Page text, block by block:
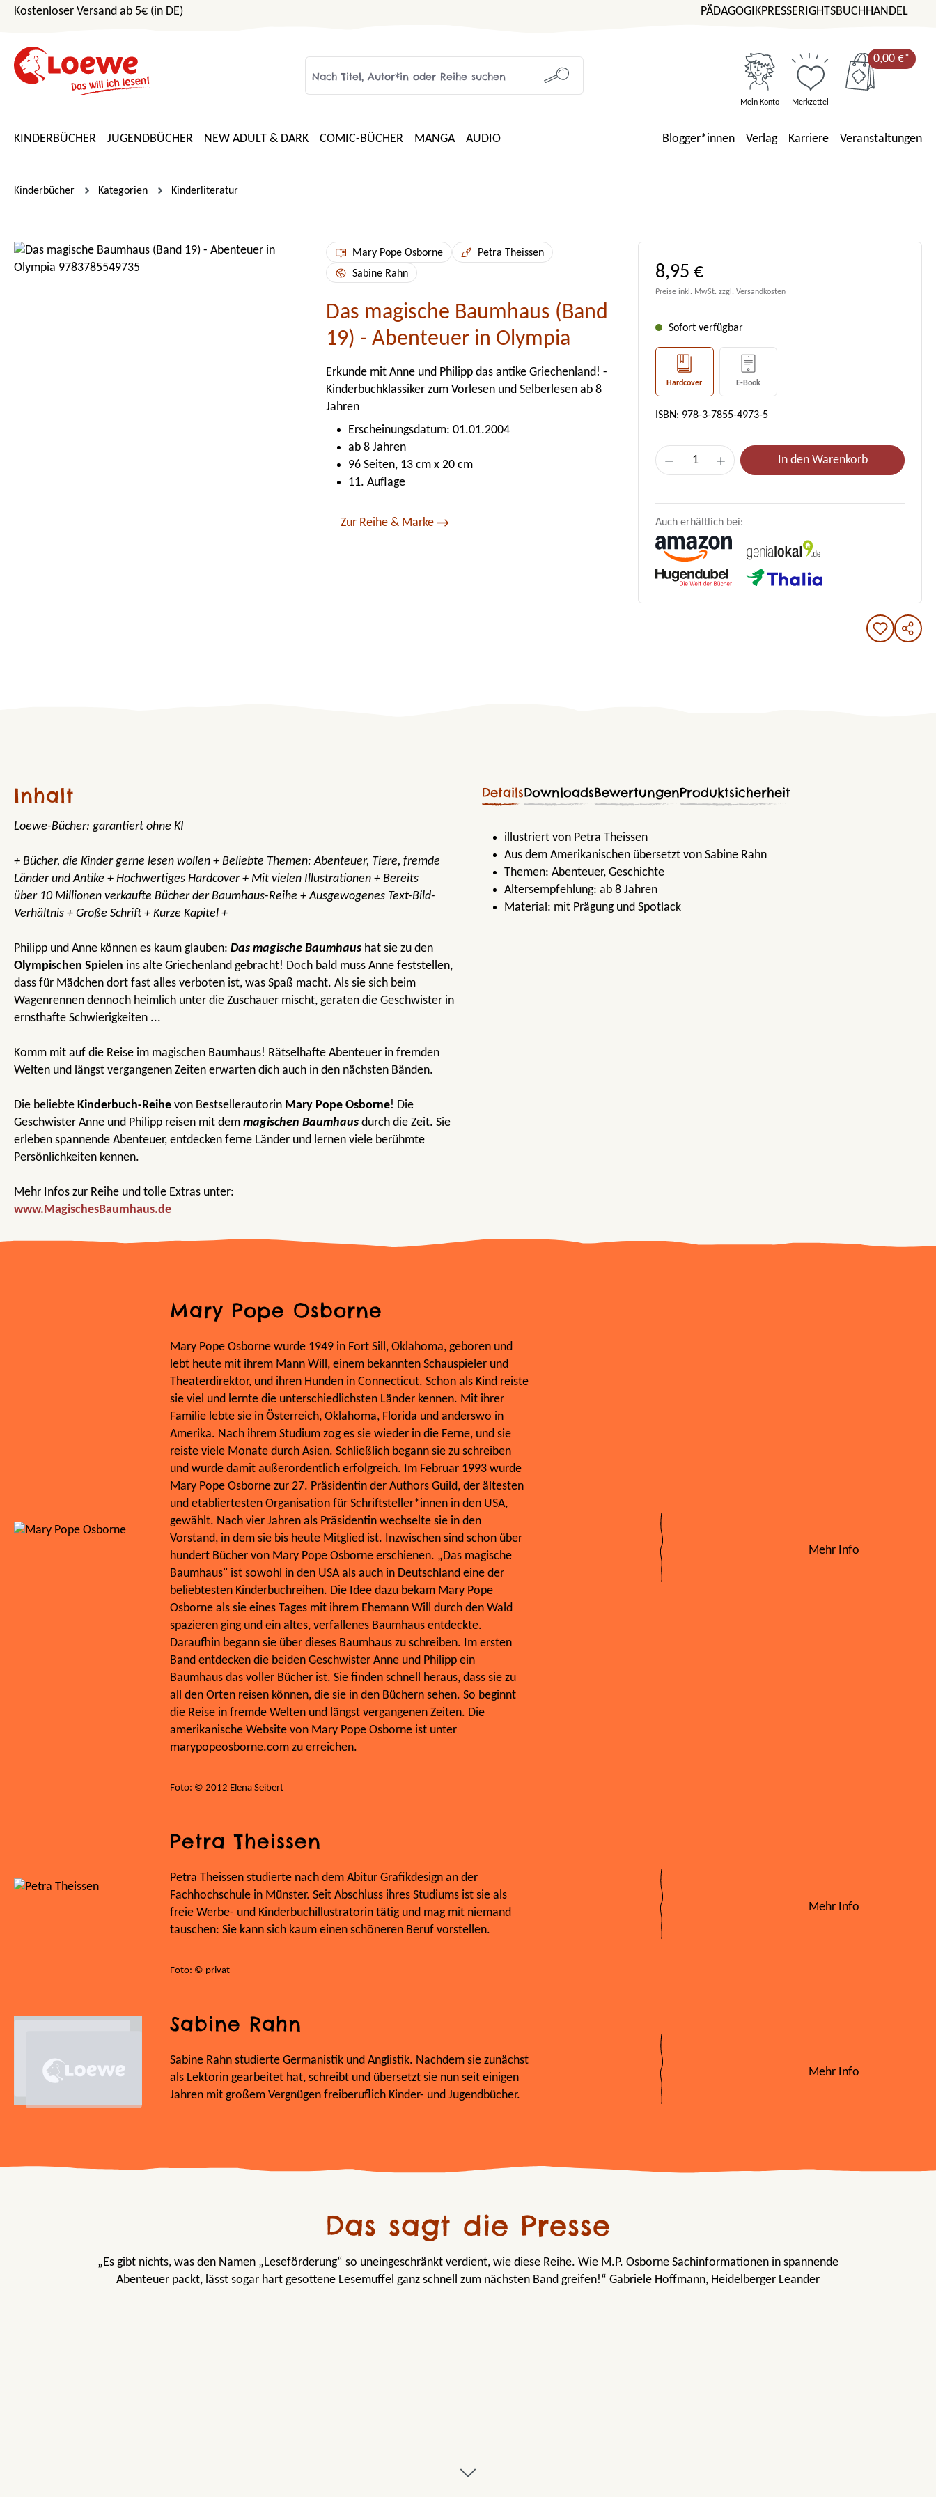
Hauptinhalt springen
Zur Suche springen
Zur Hauptnavigation springen
Kostenloser Versand ab 5€ (in DE) PÄDAGOGIKPRESSERIGHTSBUCHHANDEL
Mein Konto Merkzettel
0,00 €*
KINDERBÜCHER JUGENDBÜCHER NEW ADULT & DARK COMIC-BÜCHER MANGA AUDIO Blogger*innen Verlag Karriere Veranstaltungen
Kinderbücher Kategorien Kinderliteratur
Bildergalerie überspringen Mary Pope Osborne
Petra Theissen
Sabine Rahn
Das magische Baumhaus (Band
19) - Abenteuer in Olympia
Erkunde mit Anne und Philipp das antike Griechenland! -
Kinderbuchklassiker zum Vorlesen und Selberlesen ab 8
Jahren
Erscheinungsdatum: 01.01.2004
ab 8 Jahren
96 Seiten, 13 cm x 20 cm
11. Auflage
Zur Reihe & Marke
Regulärer Preis:
8,95 €
Preise inkl. MwSt. zzgl. Versandkosten
Sofort verfügbar
Hardcover E-Book
ISBN: 978-3-7855-4973-5
Produkt Anzahl: Gib den gewünschten
In den Warenkorb
Auch erhältlich bei:
Inhalt
Loewe-Bücher: garantiert ohne KI
+ Bücher, die Kinder gerne lesen wollen + Beliebte Themen: Abenteuer, Tiere, fremde
Länder und Antike + Hochwertiges Hardcover + Mit vielen Illustrationen + Bereits
über 10 Millionen verkaufte Bücher der Baumhaus-Reihe + Ausgewogenes Text-Bild-
Verhältnis + Große Schrift + Kurze Kapitel +
Philipp und Anne können es kaum glauben: Das magische Baumhaus hat sie zu den
Olympischen Spielen ins alte Griechenland gebracht! Doch bald muss Anne feststellen,
dass für Mädchen dort fast alles verboten ist, was Spaß macht. Als sie sich beim
Wagenrennen dennoch heimlich unter die Zuschauer mischt, geraten die Geschwister in
ernsthafte Schwierigkeiten ...
Komm mit auf die Reise im magischen Baumhaus! Rätselhafte Abenteuer in fremden
Welten und längst vergangenen Zeiten erwarten dich auch in den nächsten Bänden.
Die beliebte Kinderbuch-Reihe von Bestsellerautorin Mary Pope Osborne! Die
Geschwister Anne und Philipp reisen mit dem magischen Baumhaus durch die Zeit. Sie
erleben spannende Abenteuer, entdecken ferne Länder und lernen viele berühmte
Persönlichkeiten kennen.
Mehr Infos zur Reihe und tolle Extras unter:
www.MagischesBaumhaus.de
DetailsDownloadsBewertungenProduktsicherheit
illustriert von Petra Theissen
Aus dem Amerikanischen übersetzt von Sabine Rahn
Themen: Abenteuer, Geschichte
Altersempfehlung: ab 8 Jahren
Material: mit Prägung und Spotlack
Mary Pope Osborne
Mary Pope Osborne wurde 1949 in Fort Sill, Oklahoma, geboren und
lebt heute mit ihrem Mann Will, einem bekannten Schauspieler und
Theaterdirektor, und ihren Hunden in Connecticut. Schon als Kind reiste
sie viel und lernte die unterschiedlichsten Länder kennen. Mit ihrer
Familie lebte sie in Österreich, Oklahoma, Florida und anderswo in
Amerika. Nach ihrem Studium zog es sie wieder in die Ferne, und sie
reiste viele Monate durch Asien. Schließlich begann sie zu schreiben
und wurde damit außerordentlich erfolgreich. Im Februar 1993 wurde
Mary Pope Osborne zur 27. Präsidentin der Authors Guild, der ältesten
und etabliertesten Organisation für Schriftsteller*innen in den USA,
gewählt. Nach vier Jahren als Präsidentin wechselte sie in den
Vorstand, in dem sie bis heute Mitglied ist. Inzwischen sind schon über
hundert Bücher von Mary Pope Osborne erschienen. „Das magische
Baumhaus" ist sowohl in den USA als auch in Deutschland eine der
beliebtesten Kinderbuchreihen. Die Idee dazu bekam Mary Pope
Osborne als sie eines Tages mit ihrem Ehemann Will durch den Wald
spazieren ging und ein altes, verfallenes Baumhaus entdeckte.
Daraufhin begann sie über dieses Baumhaus zu schreiben. Im ersten
Band entdecken die beiden Geschwister Anne und Philipp ein
Baumhaus das voller Bücher ist. Sie finden schnell heraus, dass sie zu
all den Orten reisen können, die sie in den Büchern sehen. So beginnt
die Reise in fremde Welten und längst vergangenen Zeiten. Die
amerikanische Website von Mary Pope Osborne ist unter
marypopeosborne.com zu erreichen.
Foto: © 2012 Elena Seibert
Mehr Info
Petra Theissen
Petra Theissen studierte nach dem Abitur Grafikdesign an der
Fachhochschule in Münster. Seit Abschluss ihres Studiums ist sie als
freie Werbe- und Kinderbuchillustratorin tätig und mag mit niemand
tauschen: Sie kann sich kaum einen schöneren Beruf vorstellen.
Foto: © privat
Mehr Info
Sabine Rahn
Sabine Rahn studierte Germanistik und Anglistik. Nachdem sie zunächst
als Lektorin gearbeitet hat, schreibt und übersetzt sie nun seit einigen
Jahren mit großem Vergnügen freiberuflich Kinder- und Jugendbücher.
Mehr Info
Das sagt die Presse
„Es gibt nichts, was den Namen „Leseförderung“ so uneingeschränkt verdient, wie diese Reihe. Wie M.P. Osborne Sachinformationen in spannende
Abenteuer packt, lässt sogar hart gesottene Lesemuffel ganz schnell zum nächsten Band greifen!“ Gabriele Hoffmann, Heidelberger Leander